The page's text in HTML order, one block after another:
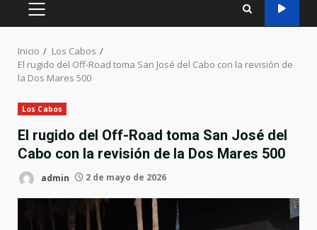
MENÚ
PRINCIPAL
Inicio
Los Cabos
El rugido del Off-Road toma San José del Cabo con la revisión de
la Dos Mares 500
Los Cabos
El rugido del Off-Road toma San José del
Cabo con la revisión de la Dos Mares 500
admin 2 de mayo de 2026